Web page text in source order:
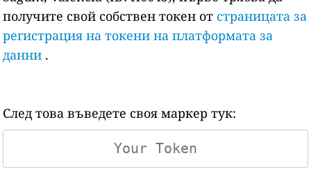
получите свой собствен токен от страницата за
регистрация на токени на платформата за
данни .
След това въведете своя маркер тук: